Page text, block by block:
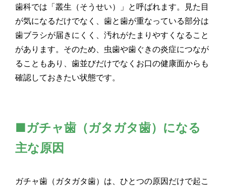
歯科では「叢生（そうせい）」と呼ばれます。見た目
が気になるだけでなく、歯と歯が重なっている部分は
歯ブラシが届きにくく、汚れがたまりやすくなること
があります。そのため、虫歯や歯ぐきの炎症につなが
ることもあり、歯並びだけでなくお口の健康面からも
確認しておきたい状態です。
■ガチャ歯（ガタガタ歯）になる
主な原因
ガチャ歯（ガタガタ歯）は、ひとつの原因だけで起こ